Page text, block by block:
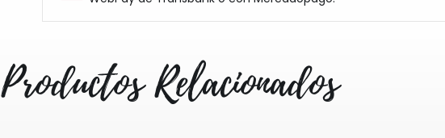
Productos Relacionados